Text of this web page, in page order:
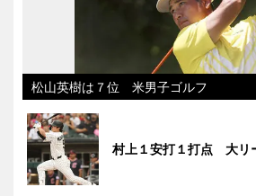
松山英樹は７位 米男子ゴルフ
村上１安打１打点 大リ